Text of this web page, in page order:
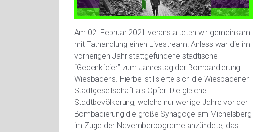
Am 02. Februar 2021 veranstalteten wir gemeinsam
mit Tathandlung einen Livestream. Anlass war die im
vorherigen Jahr stattgefundene städtische
“Gedenkfeier” zum Jahrestag der Bombardierung
Wiesbadens. Hierbei stilisierte sich die Wiesbadener
Stadtgesellschaft als Opfer. Die gleiche
Stadtbevölkerung, welche nur wenige Jahre vor der
Bombadierung die große Synagoge am Michelsberg
im Zuge der Novemberpogrome anzündete, das